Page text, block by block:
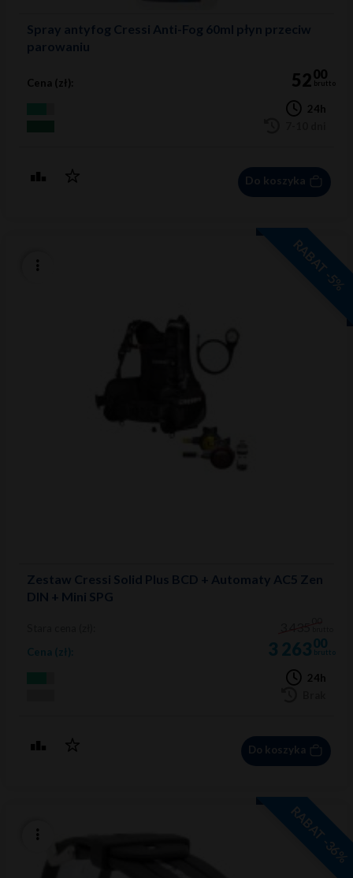
Spray antyfog Cressi Anti-Fog 60ml płyn przeciw
parowaniu
Cena (zł): 5200
brutto
24h
Do koszyka
RABAT -5%
Zestaw Cressi Solid Plus BCD + Automaty AC5 Zen
DIN + Mini SPG
Cena (zł): 3 26300
brutto
24h
Do koszyka
RABAT -36%